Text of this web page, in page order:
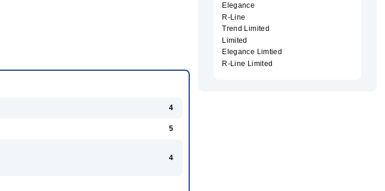
4
5
4
Elegance
R-Line
Trend Limited
Limited
Elegance Limtied
R-Line Limited